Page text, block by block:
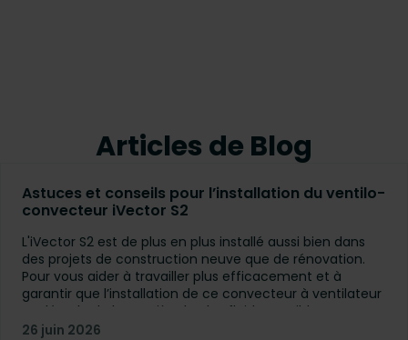
Articles de Blog
Astuces et conseils pour l’installation du ventilo-
convecteur iVector S2
L'iVector S2 est de plus en plus installé aussi bien dans
des projets de construction neuve que de rénovation.
Pour vous aider à travailler plus efficacement et à
garantir que l’installation de ce convecteur à ventilateur
se déroule de la manière la plus fluide possible, nous
sommes heureux de partager avec vous quelques
26 juin 2026